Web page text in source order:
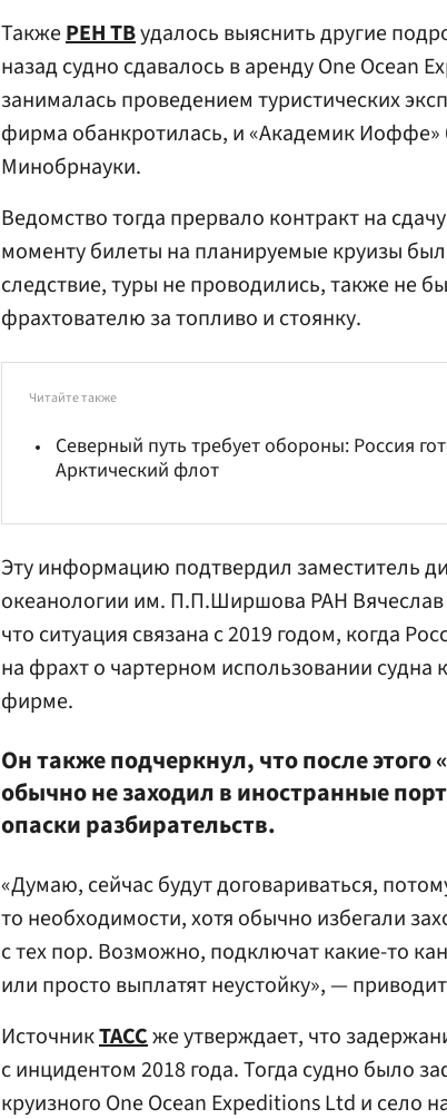
ТакжеРЕН ТВудалось выяснить другие
назад судно сдавалось в аренду One Ocean
занималась проведением туристических
фирма обанкротилась, и «Академик
Минобрнауки.
Ведомство тогда прервало контракт на
моменту билеты на планируемые круизы
следствие, туры не проводились, также не
фрахтователю за топливо и стоянку.
Читайте также
Северный путь требует обороны: Россия
Арктический флот
Эту информацию подтвердил заместитель
океанологии им. П.П.Ширшова РАН
что ситуация связана с 2019 годом, когда
на фрахт о чартерном использовании судна
фирме.
Он также подчеркнул, что после
обычно не заходил в иностранные
опаски разбирательств.
«Думаю, сейчас будут договариваться,
то необходимости, хотя обычно избегали
с тех пор. Возможно, подключат какие-то
или просто выплатят неустойку», —
ИсточникТАССже утверждает, что
с инцидентом 2018 года. Тогда судно было
круизного One Ocean Expeditions Ltd и село